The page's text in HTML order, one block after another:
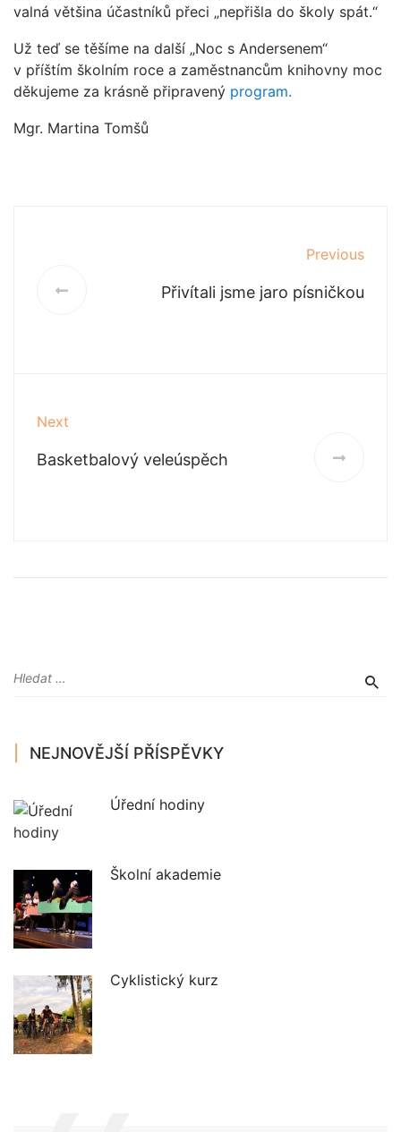
valná většina účastníků přeci „nepřišla do školy spát.“
Už teď se těšíme na další „Noc s Andersenem“
v příštím školním roce a zaměstnancům knihovny moc
děkujeme za krásně připravený program.
Mgr. Martina Tomšů
Previous
Přivítali jsme jaro písničkou
Next
Basketbalový veleúspěch
NEJNOVĚJŠÍ PŘÍSPĚVKY
Úřední hodiny
Školní akademie
Cyklistický kurz